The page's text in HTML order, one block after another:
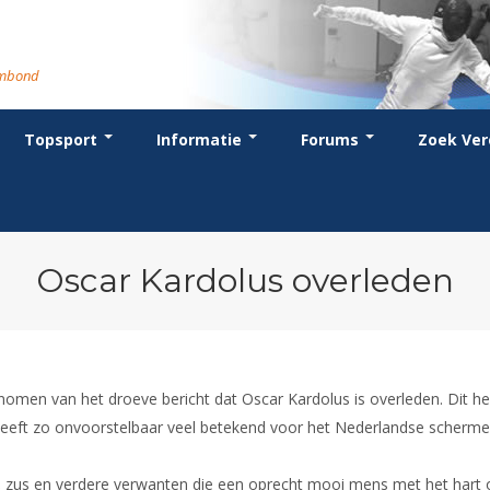
archief
van Verdiensten
Medewerkers
NK's
Veteranenwedstrijden
Topsport Informatie
opleidingen
Scheidsrechterslijst
Tuchtzaken
Forums Zoek
Oscar Kardolus overleden
van het droeve bericht dat Oscar Kardolus is overleden. Dit
zo onvoorstelbaar veel betekend voor het Nederlandse
en verdere verwanten die een oprecht mooi mens met het hart